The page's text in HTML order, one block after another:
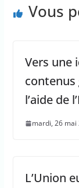
Vous
Vers une
contenus
l’aide de
mardi, 26 mai
L’Union